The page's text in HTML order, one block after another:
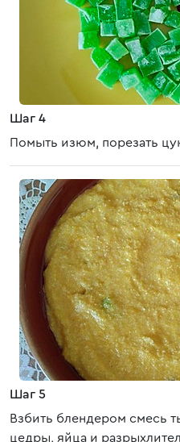
Шаг 4
Помыть изюм, порезать
Шаг 5
Взбить блендером смесь
цедры, яйца и